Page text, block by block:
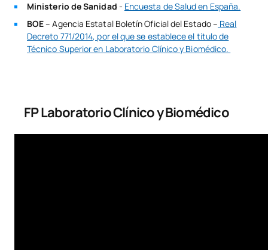
Ministerio de Sanidad - Encuesta de Salud en España.
BOE– Agencia Estatal Boletín Oficial del Estado – Real
Decreto 771/2014, por el que se establece el título de
Técnico Superior en Laboratorio Clínico y Biomédico.
FP Laboratorio Clínico y Biomédico